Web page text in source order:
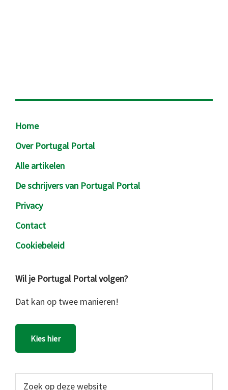
Footer
Home
Over Portugal Portal
Alle artikelen
De schrijvers van Portugal Portal
Privacy
Contact
Cookiebeleid
Wil je Portugal Portal volgen?
Dat kan op twee manieren!
Kies hier